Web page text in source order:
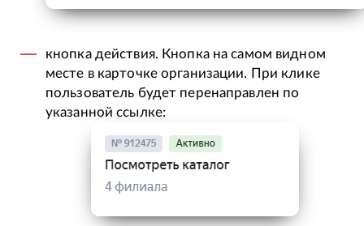
кнопка действия. Кнопка на самом видном
месте в карточке организации. При клике
пользователь будет перенаправлен по
указанной ссылке: